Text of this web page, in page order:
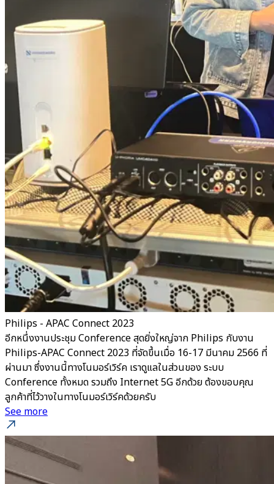
Philips - APAC Connect 2023
อีกหนึ่งงานประชุม Conference สุดยิ่งใหญ่จาก Philips กับงาน
Philips-APAC Connect 2023 ที่จัดขึ้นเมื่อ 16-17 มีนาคม 2566 ที่
ผ่านมา ซึ่งงานนี้ทางโนมอร์เวิร์ค เราดูแลในส่วนของ ระบบ
Conference ทั้งหมด รวมถึง Internet 5G อีกด้วย ต้องขอบคุณ
ลูกค้าที่ไว้วางในทางโนมอร์เวิร์คด้วยครับ
See more